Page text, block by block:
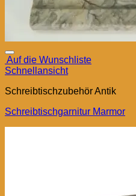
Auf die Wunschliste
Schnellansicht
Schreibtischzubehör Antik
Schreibtischgarnitur Marmor